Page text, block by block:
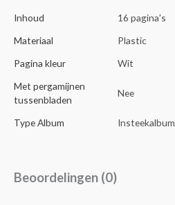
Inhoud
16 pagina's
Materiaal
Plastic
Pagina kleur
Wit
Met pergamijnen
tussenbladen
Nee
Type Album Insteekalbum
Beoordelingen (0)